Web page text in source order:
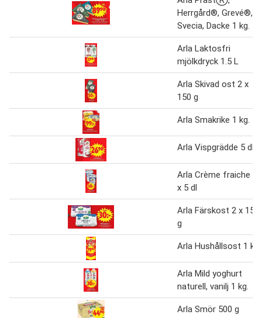
Herrgård®, Grevé®,
Svecia, Dacke 1 kg.
Arla Laktosfri
mjölkdryck 1.5 L
Arla Skivad ost 2 x
150 g
Arla Smakrike 1 kg.
Arla Vispgrädde 5 dl.
Arla Crème fraiche 2
x 5 dl
Arla Färskost 2 x 150
g
Arla Hushållsost 1 kg.
Arla Mild yoghurt
naturell, vanilj 1 kg.
Arla Smör 500 g